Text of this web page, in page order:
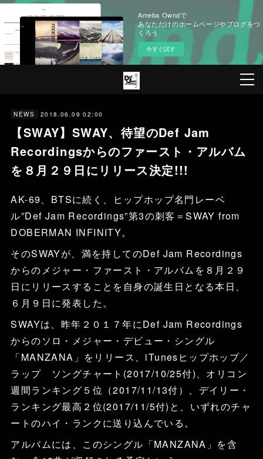
Ameba Owndで
あなただけのホームページやブログをつ
くろう
今すぐ試す
NEWS 2018.06.09 02:00
【SWAY】SWAY、待望のDef Jam
Recordingsからのファースト・アルバム
を８月２９日にリリース決定!!!
AK-69、BTSに続く、ヒップホップ名門レーベ
ル”Def Jam Recordings”第3の刺客＝SWAY from
DOBERMAN INFINITY。
そのSWAYが、満を持してのDef Jam Recordings
からのメジャー・ファースト・アルバムを８月２９
日にリリースすることを自身の誕生日となる本日、
６月９日に発表した。
SWAYは、昨年２０１７年にDef Jam Recordings
からのソロ・メジャー・デビュー・シングル
「MANZANA」をリリース、iTunesヒップホップ／
ラップ ソングチャート(2017/10/25付)、オリコン
週間ランキング５位（2017/11/13付）、デイリー・
ランキング最高２位(2017/11/5付)と、いずれのチャ
ートのハイ・ランクに送り込んでいる。
アルバムには、このシングル「MANZANA」を含